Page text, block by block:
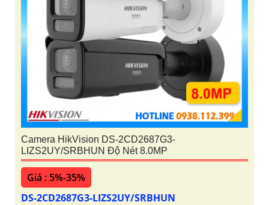
Camera HikVision DS-2CD2687G3-
LIZS2UY/SRBHUN Độ Nét 8.0MP
Giá : 5%-35%
DS-2CD2687G3-LIZS2UY/SRBHUN